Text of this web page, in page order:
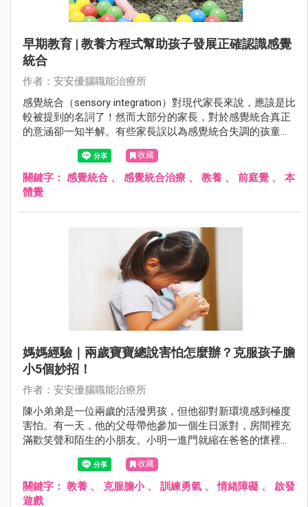
早期教育 | 教養方程式幫助孩子發展正確認識感覺
統合
作者：安安優腦職能治療所
感覺統合（sensory integration）對現代家長來說，應該是比
較被提到的名詞了！然而大部分的家長，對於感覺統合真正
的意涵卻一知半解。有些家長誤以為感覺統合失調的孩童就
是過動兒，或以為感覺統合是在教導兒童做運動。這些觀念
都沒有完全掌握感覺統合這個概念，僅是摸著邊際的看法。
收藏
關鍵字： 感覺統合 、 感覺統合治療 、 教養 、 前庭覺 、 本
體覺
媽媽經驗｜兩歲寶寶總說害怕怎麼辦？克服孩子膽
小5個妙招！
作者：安安優腦職能治療所
陳小弟弟是一位兩歲的活潑男孩，但他卻對新環境感到極度
害怕。有一天，他的父母帶他參加一個生日派對，房間裡充
滿歡笑聲和陌生的小朋友。小明一進門就縮在爸爸的懷裡，
眼神躲閃且不敢發聲。他看著其他小朋友在玩耍，卻不敢加
入。當有人走近想跟他打招呼時，小明緊張地捏住了爸爸的
衣袖，顯露出典型的害怕表情。即便父母試圖撫慰他，小明
仍然保持著警戒，不敢踏出安全的爸爸懷抱。這種情境凸顯
收藏
關鍵字： 教養 、 克服膽小、 訓練勇氣 、情緒障礙 、 啟發
遊戲